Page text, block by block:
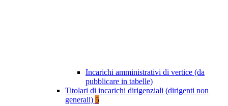
Incarichi amministrativi di vertice (da
pubblicare in tabelle)
Titolari di incarichi dirigenziali (dirigenti non
generali) 5